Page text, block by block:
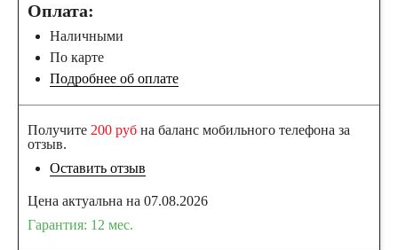
Оплата:
Наличными
По карте
Подробнее об оплате
Получите 200 руб на баланс мобильного телефона за
отзыв.
Оставить отзыв
Цена актуальна на 07.08.2026
Гарантия: 12 мес.